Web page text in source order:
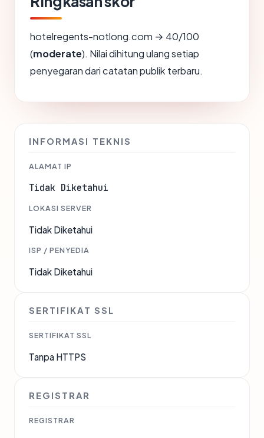
hotelregents-notlong.com → 40/100
(moderate). Nilai dihitung ulang setiap
penyegaran dari catatan publik terbaru.
INFORMASI TEKNIS
ALAMAT IP
Tidak Diketahui
LOKASI SERVER
Tidak Diketahui
ISP / PENYEDIA
Tidak Diketahui
SERTIFIKAT SSL
SERTIFIKAT SSL
Tanpa HTTPS
REGISTRAR
REGISTRAR